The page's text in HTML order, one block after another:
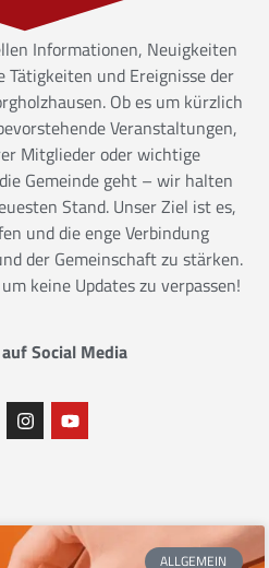
Informationen, Neuigkeiten
und Ereignisse der
Ob es um kürzlich
Veranstaltungen,
Mitglieder oder wichtige
Gemeinde geht – wir halten
Stand. Unser Ziel ist es,
und die enge Verbindung
der Gemeinschaft zu stärken.
keine Updates zu verpassen!
Social Media
ALLGEMEIN